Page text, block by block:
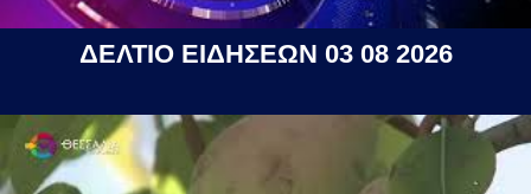
ΔΕΛΤΙΟ ΕΙΔΗΣΕΩΝ 03 08 2026